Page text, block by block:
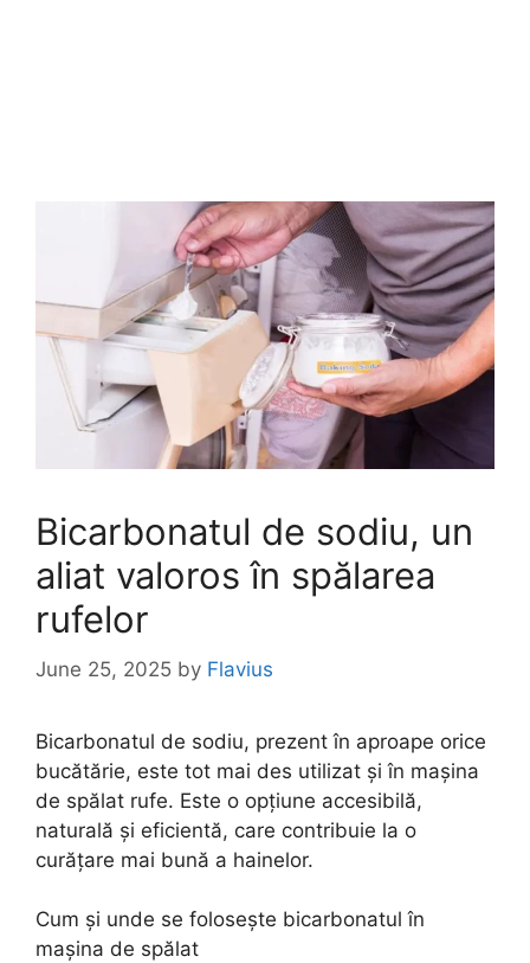
Bicarbonatul de sodiu, un
aliat valoros în spălarea
rufelor
June 25, 2025 by Flavius
Bicarbonatul de sodiu, prezent în aproape orice
bucătărie, este tot mai des utilizat și în mașina
de spălat rufe. Este o opțiune accesibilă,
naturală și eficientă, care contribuie la o
curățare mai bună a hainelor.
Cum și unde se folosește bicarbonatul în
mașina de spălat